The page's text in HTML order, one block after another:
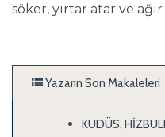
söker, yırtar atar ve
Yazarın Son Makaleleri
KUDÜS,